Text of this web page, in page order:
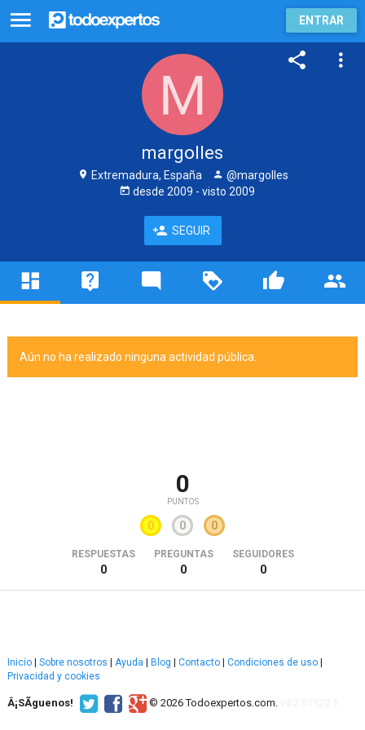
ENTRAR
margolles
Extremadura, España
@margolles
desde 2009 - visto 2009
SEGUIR
Aún no ha realizado ninguna actividad pública.
0
PUNTOS
0 0 0
RESPUESTAS
0
PREGUNTAS
0
SEGUIDORES
0
Inicio Sobre nosotros Ayuda Blog Contacto Condiciones de uso
Privacidad y cookies
Â¡SÃ­guenos! © 2026 Todoexpertos.com.